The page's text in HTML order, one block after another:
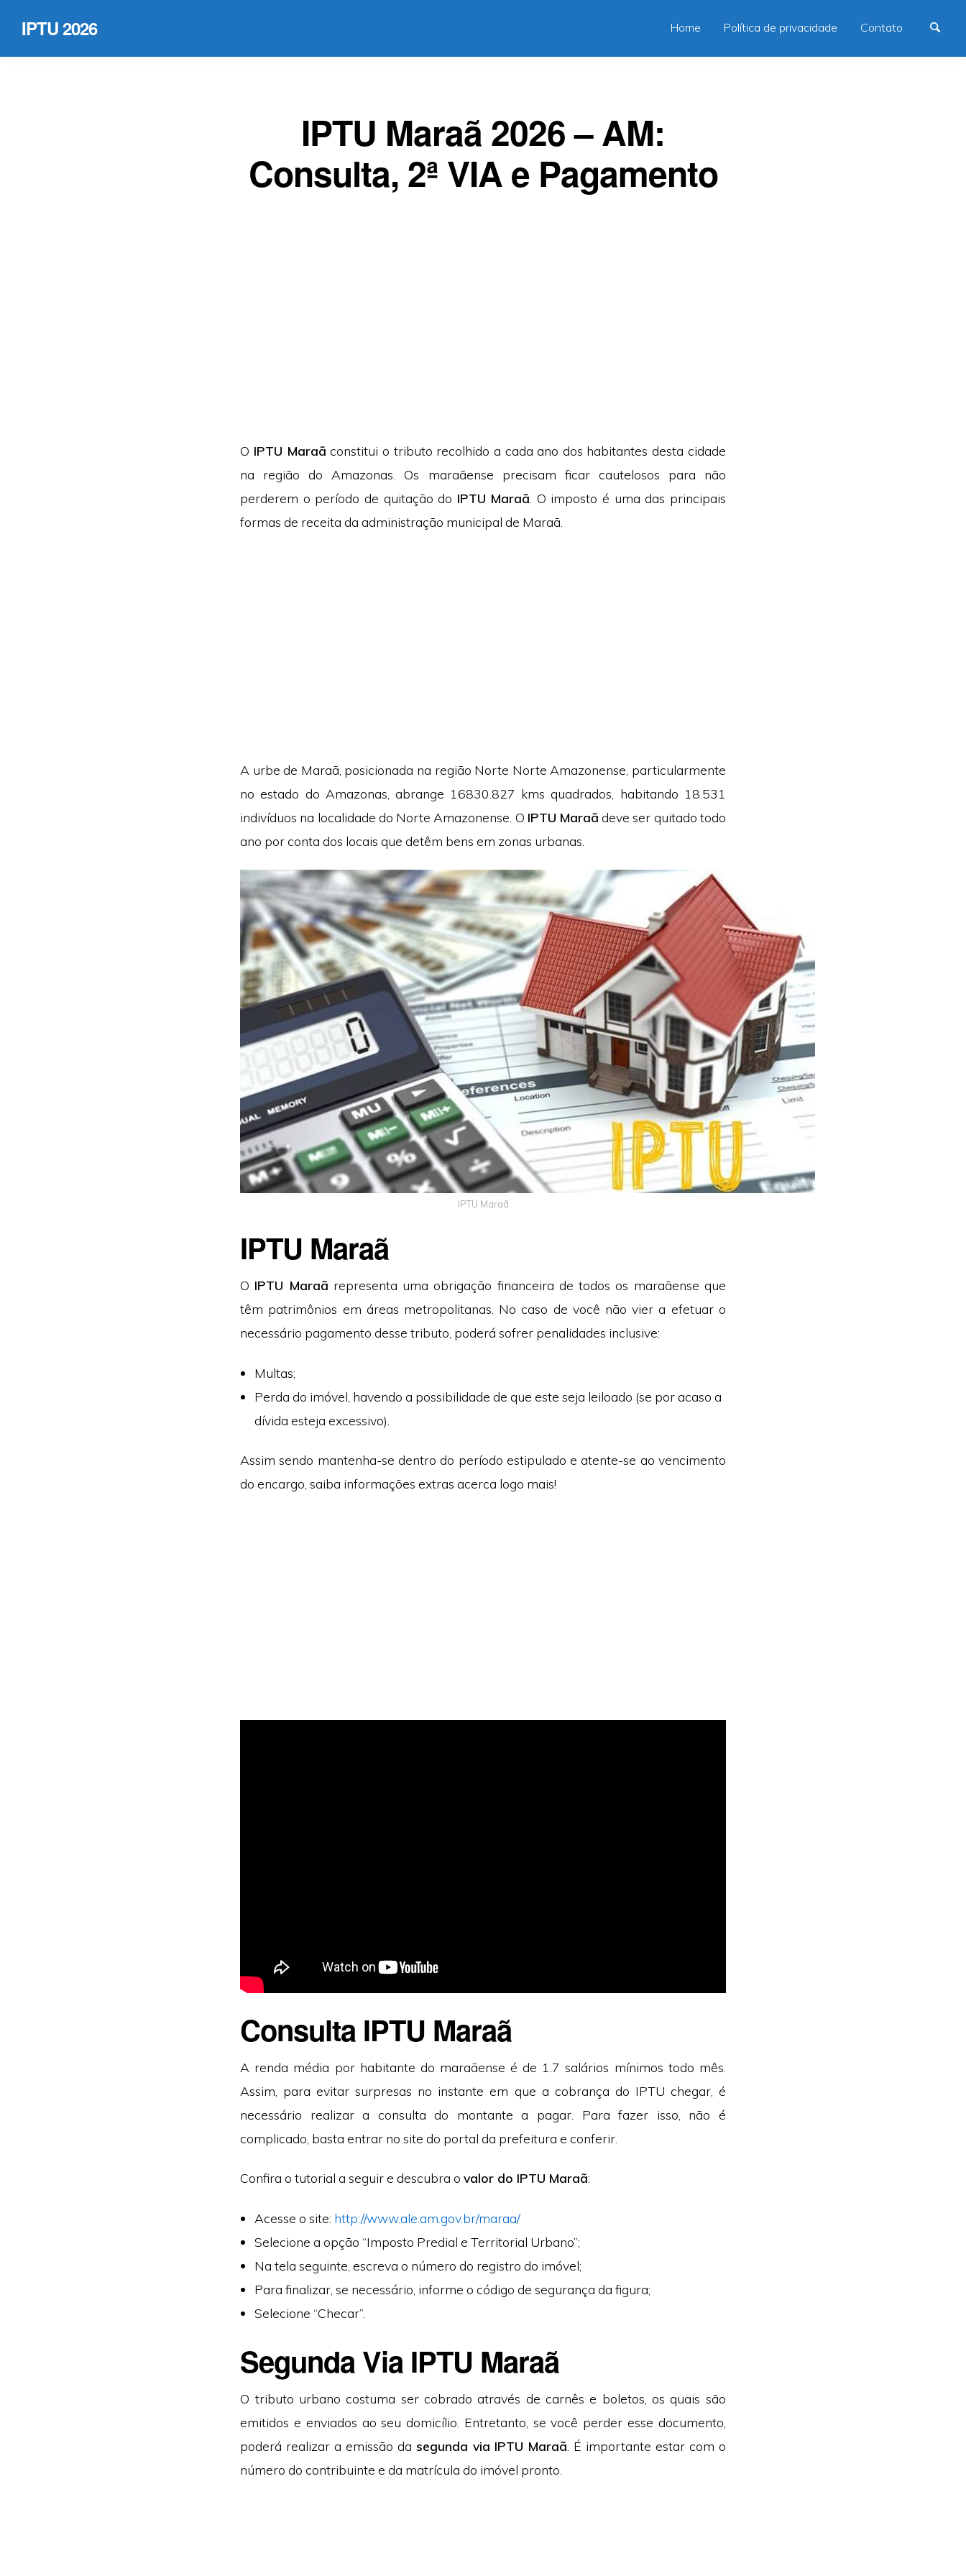
IPTU 2026 Home Política de privacidade Contato
IPTU Maraã 2026 – AM:
Consulta, 2ª VIA e Pagamento
O IPTU Maraã constitui o tributo recolhido a cada ano dos habitantes desta cidade
na região do Amazonas. Os maraãense precisam ficar cautelosos para não
perderem o período de quitação do IPTU Maraã . O imposto é uma das principais
formas de receita da administração municipal de Maraã.
A urbe de Maraã, posicionada na região Norte Norte Amazonense, particularmente
no estado do Amazonas, abrange 16830.827 kms quadrados, habitando 18.531
indivíduos na localidade do Norte Amazonense. O IPTU Maraã deve ser quitado todo
ano por conta dos locais que detêm bens em zonas urbanas.
IPTU Maraã
IPTU Maraã
O IPTU Maraã representa uma obrigação financeira de todos os maraãense que
têm patrimônios em áreas metropolitanas. No caso de você não vier a efetuar o
necessário pagamento desse tributo, poderá sofrer penalidades inclusive:
Multas;
Perda do imóvel, havendo a possibilidade de que este seja leiloado (se por acaso a
dívida esteja excessivo).
Assim sendo mantenha-se dentro do período estipulado e atente-se ao vencimento
do encargo, saiba informações extras acerca logo mais!
Consulta IPTU Maraã
A renda média por habitante do maraãense é de 1.7 salários mínimos todo mês.
Assim, para evitar surpresas no instante em que a cobrança do IPTU chegar, é
necessário realizar a consulta do montante a pagar. Para fazer isso, não é
complicado, basta entrar no site do portal da prefeitura e conferir.
Confira o tutorial a seguir e descubra ovalor do IPTU Maraã:
Acesse o site: http://www.ale.am.gov.br/maraa/
Selecione a opção “Imposto Predial e Territorial Urbano”;
Na tela seguinte, escreva o número do registro do imóvel;
Para finalizar, se necessário, informe o código de segurança da figura;
Selecione “Checar”.
Segunda Via IPTU Maraã
O tributo urbano costuma ser cobrado através de carnês e boletos, os quais são
emitidos e enviados ao seu domicílio. Entretanto, se você perder esse documento,
poderá realizar a emissão da segunda via IPTU Maraã . É importante estar com o
número do contribuinte e da matrícula do imóvel pronto.